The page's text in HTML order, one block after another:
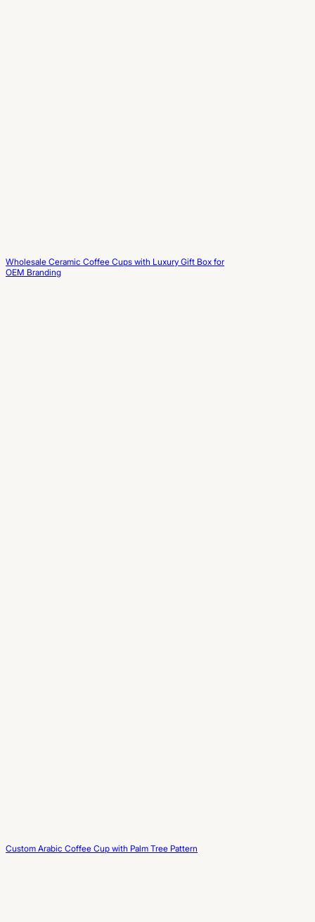
Wholesale Ceramic Coffee Cups with Luxury Gift Box for
OEM Branding
Custom Arabic Coffee Cup with Palm Tree Pattern